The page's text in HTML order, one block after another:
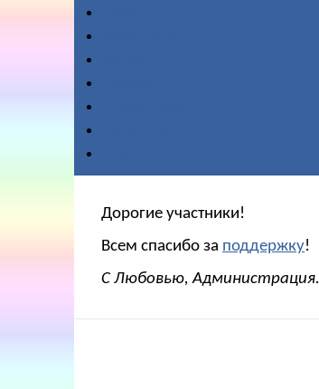
Дорогие участники!
Всем спасибо за поддержку!
С Любовью, Администрация.